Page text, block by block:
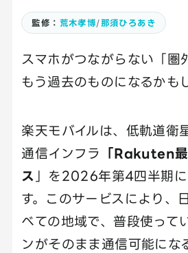
監修： 荒木孝博/那須ひろあき
スマホがつながらない「圏
もう過去のものになるかも
楽天モバイルは、低軌道衛
通信インフラ
「Rakuten
ス 」を2026年第4四半期
す。このサービスにより、
べての地域で、普段使って
ンがそのまま通信可能にな